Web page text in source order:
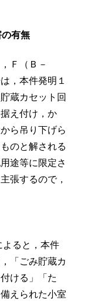
の有無
Ｆ（Ｂ－
，本件発明１
蔵カセット回
え付け，か
ら吊り下げら
のと解される
途等に限定さ
張するので，
ると，本件
「ごみ貯蔵カ
ける」「た
えられた小室